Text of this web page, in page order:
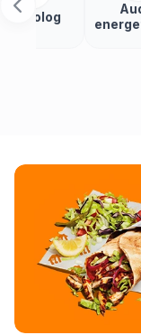
energetyczny